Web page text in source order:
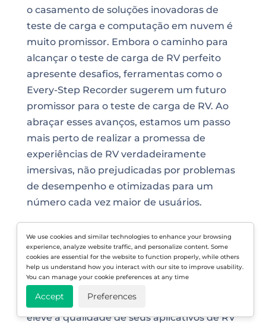
o casamento de soluções inovadoras de
teste de carga e computação em nuvem é
muito promissor. Embora o caminho para
alcançar o teste de carga de RV perfeito
apresente desafios, ferramentas como o
Every-Step Recorder sugerem um futuro
promissor para o teste de carga de RV. Ao
abraçar esses avanços, estamos um passo
mais perto de realizar a promessa de
experiências de RV verdadeiramente
imersivas, não prejudicadas por problemas
de desempenho e otimizadas para um
número cada vez maior de usuários.
atrapalhem sua experiência de RV.
Aproveite o poder do Gravador de Etapas
Every-Step da LoadView hoje.
Comece sua avaliação gratuita agora e
eleve a qualidade de seus aplicativos de RV
We use cookies and similar technologies to enhance your browsing
experience, analyze website traffic, and personalize content. Some
cookies are essential for the website to function properly, while others
help us understand how you interact with our site to improve usability.
You can manage your cookie preferences at any time
Accept Preferences